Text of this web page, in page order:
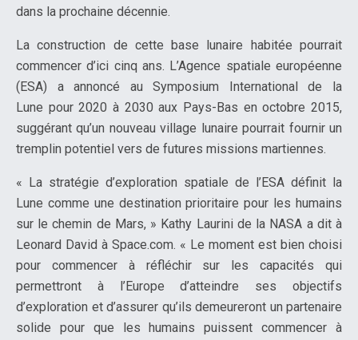
dans la prochaine décennie.
La construction de cette base lunaire habitée pourrait
commencer d’ici cinq ans. L’Agence spatiale européenne
(ESA) a annoncé au Symposium International de la
Lune pour 2020 à 2030 aux Pays-Bas en octobre 2015,
suggérant qu’un nouveau village lunaire pourrait fournir un
tremplin potentiel vers de futures missions martiennes.
« La stratégie d’exploration spatiale de l’ESA définit la
Lune comme une destination prioritaire pour les humains
sur le chemin de Mars, » Kathy Laurini de la NASA a dit à
Leonard David à Space.com. « Le moment est bien choisi
pour commencer à réfléchir sur les capacités qui
permettront à l’Europe d’atteindre ses objectifs
d’exploration et d’assurer qu’ils demeureront un partenaire
solide pour que les humains puissent commencer à